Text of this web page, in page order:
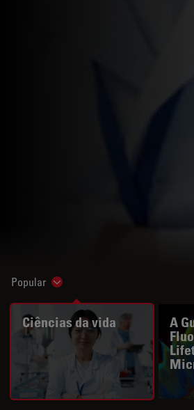
Popular Show subnavigation
Ciências da vida
A